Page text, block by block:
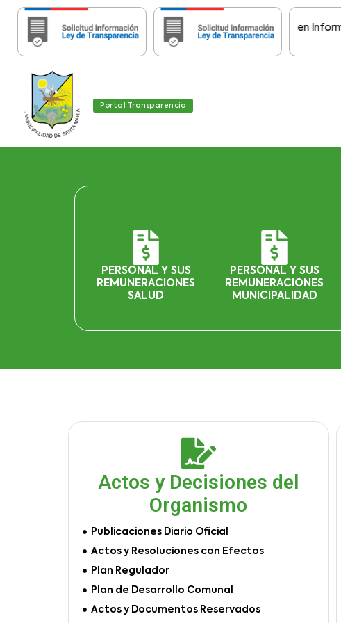
Importante: Estas páginas contienen
Portal Transparencia
PERSONAL Y SUS
REMUNERACIONES
SALUD
PERSONAL Y SUS
REMUNERACIONES
MUNICIPALIDAD
Actos y Decisiones del
Organismo
Publicaciones Diario Oficial
Actos y Resoluciones con Efectos
Plan Regulador
Plan de Desarrollo Comunal
Actos y Documentos Reservados